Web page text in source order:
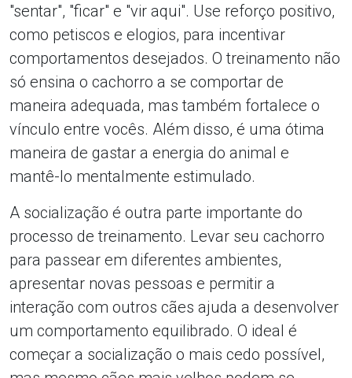
"sentar", "ficar" e "vir aqui". Use reforço positivo,
como petiscos e elogios, para incentivar
comportamentos desejados. O treinamento não
só ensina o cachorro a se comportar de
maneira adequada, mas também fortalece o
vínculo entre vocês. Além disso, é uma ótima
maneira de gastar a energia do animal e
mantê-lo mentalmente estimulado.
A socialização é outra parte importante do
processo de treinamento. Levar seu cachorro
para passear em diferentes ambientes,
apresentar novas pessoas e permitir a
interação com outros cães ajuda a desenvolver
um comportamento equilibrado. O ideal é
começar a socialização o mais cedo possível,